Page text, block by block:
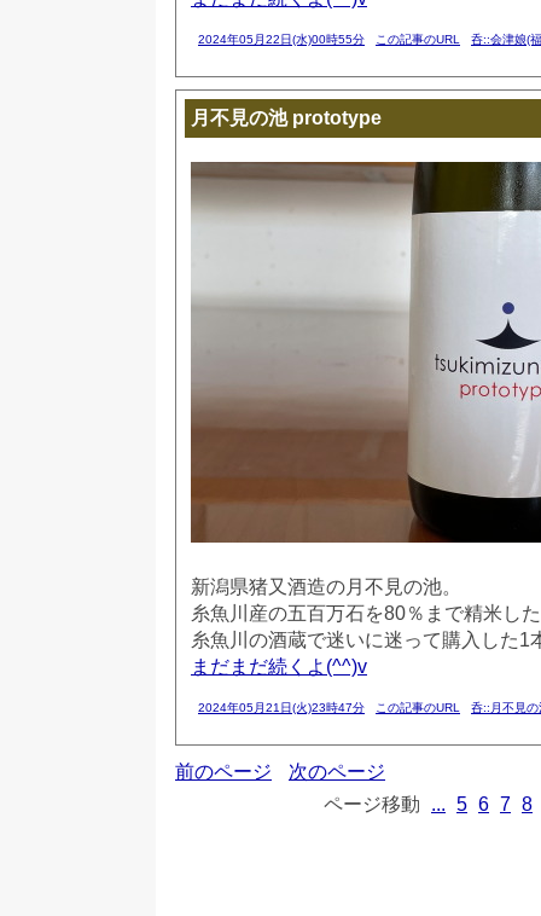
2024年05月22日(水)00時55分 この記事のURL 呑::会津娘(
月不見の池 prototype
新潟県猪又酒造の月不見の池。
糸魚川産の五百万石を80％まで精米し
糸魚川の酒蔵で迷いに迷って購入した1
まだまだ続くよ(^^)v
2024年05月21日(火)23時47分 この記事のURL 呑::月不見の
前のページ
次のページ
ページ移動
... 5 6 7 8